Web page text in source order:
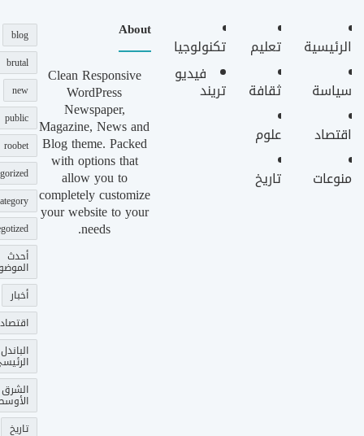
الرئيسية
سياسة
اقتصاد
منوعات
تعليم
ثقافة
علوم
تاريخ
تكنولوجيا
فيديو
تريند
About
Clean Responsive
WordPress
Newspaper,
Magazine, News and
Blog theme. Packed
with options that
allow you to
completely customize
your website to your
needs.
blog
brutal
new
public
roobet
أحدث
أخبار
اقتصاد
الباندل
الشرق
تاريخ